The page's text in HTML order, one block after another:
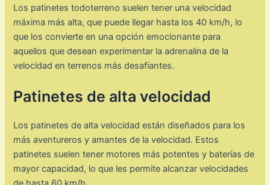
Los patinetes todoterreno suelen tener una velocidad
máxima más alta, que puede llegar hasta los 40 km/h, lo
que los convierte en una opción emocionante para
aquellos que desean experimentar la adrenalina de la
velocidad en terrenos más desafiantes.
Patinetes de alta velocidad
Los patinetes de alta velocidad están diseñados para los
más aventureros y amantes de la velocidad. Estos
patinetes suelen tener motores más potentes y baterías de
mayor capacidad, lo que les permite alcanzar velocidades